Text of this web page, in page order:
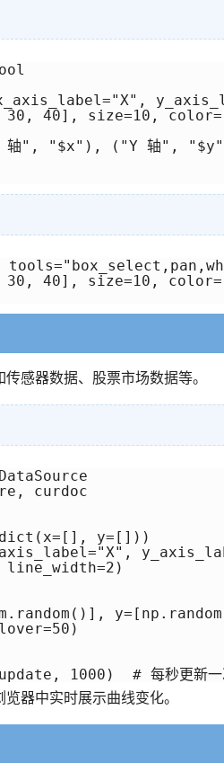
40], size=10,
轴", "$x"), ("Y 轴",
40], size=10,
感器数据、股票市场数据等。
curdoc
y=[]))
1000)  # 每秒更新一
器中实时展示曲线变化。